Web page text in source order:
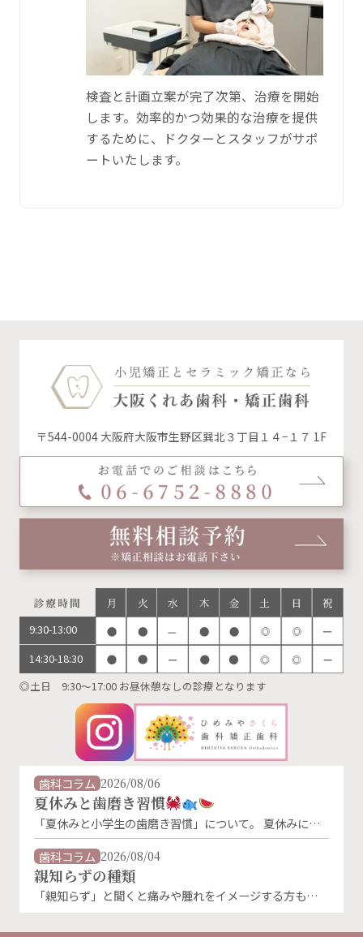
検査と計画立案が完了次第、治療を開始
します。効率的かつ効果的な治療を提供
するために、ドクターとスタッフがサポ
ートいたします。
〒544-0004 大阪府大阪市生野区巽北３丁目１４−１７ 1F
9:30-13:00
14:30-18:30
◎土日 9:30～17:00 お昼休憩なしの診療となります
歯科コラム 2026/08/06
夏休みと歯磨き習慣
「夏休みと小学生の歯磨き習慣」について。 夏休みに入
り、生活リズムが変わることで、歯磨きの習慣が乱れがち
になります。特に朝の歯磨きは、「朝ごはんを食べないか
ら」「外に出かけないから」といった理由で忘れやすくな
るものです。 しかし、夏休み中でもむし歯菌は活発に活
動しています。朝・晩しっかり磨くことが、お子さんの大
歯科コラム 2026/08/04
親知らずの種類
「親知らず」と聞くと痛みや腫れをイメージする方も多い